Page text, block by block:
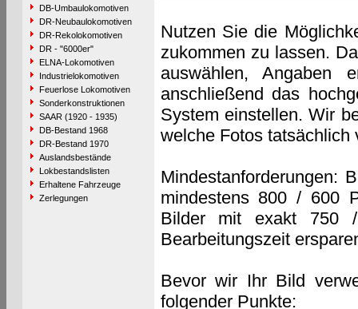
DB-Umbaulokomotiven
DR-Neubaulokomotiven
DR-Rekolokomotiven
DR - "6000er"
ELNA-Lokomotiven
Industrielokomotiven
Feuerlose Lokomotiven
Sonderkonstruktionen
SAAR (1920 - 1935)
DB-Bestand 1968
DR-Bestand 1970
Auslandsbestände
Lokbestandslisten
Erhaltene Fahrzeuge
Zerlegungen
Nutzen Sie die
zukommen zu lassen.
auswählen, Angaben
anschließend das
System einstellen. Wir
welche Fotos tatsächlich
Mindestanforderungen:
mindestens 800 / 600
Bilder mit exakt 750
Bearbeitungszeit
Bevor wir Ihr Bild
folgender Punkte: